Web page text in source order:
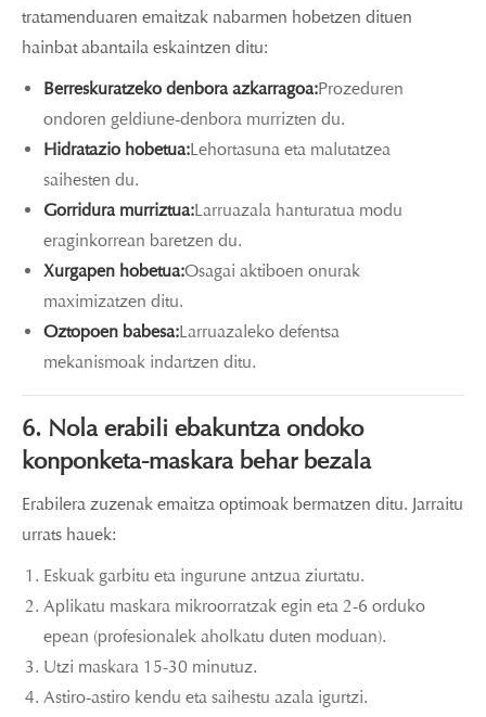
tratamenduaren emaitzak nabarmen hobetzen dituen
hainbat abantaila eskaintzen ditu:
Berreskuratzeko denbora azkarragoa:Prozeduren
ondoren geldiune-denbora murrizten du.
Hidratazio hobetua:Lehortasuna eta malutatzea
saihesten du.
Gorridura murriztua:Larruazala hanturatua modu
eraginkorrean baretzen du.
Xurgapen hobetua:Osagai aktiboen onurak
maximizatzen ditu.
Oztopoen babesa:Larruazaleko defentsa
mekanismoak indartzen ditu.
6. Nola erabili ebakuntza ondoko
konponketa-maskara behar bezala
Erabilera zuzenak emaitza optimoak bermatzen ditu. Jarraitu
urrats hauek:
Eskuak garbitu eta ingurune antzua ziurtatu.
Aplikatu maskara mikroorratzak egin eta 2-6 orduko
epean (profesionalek aholkatu duten moduan).
Utzi maskara 15-30 minutuz.
Astiro-astiro kendu eta saihestu azala igurtzi.